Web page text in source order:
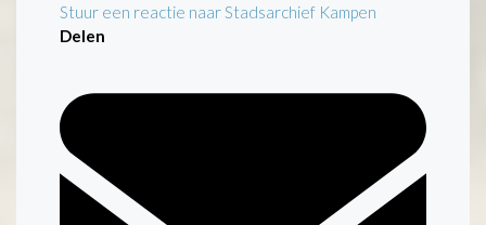
Stuur een reactie naar Stadsarchief Kampen
Delen